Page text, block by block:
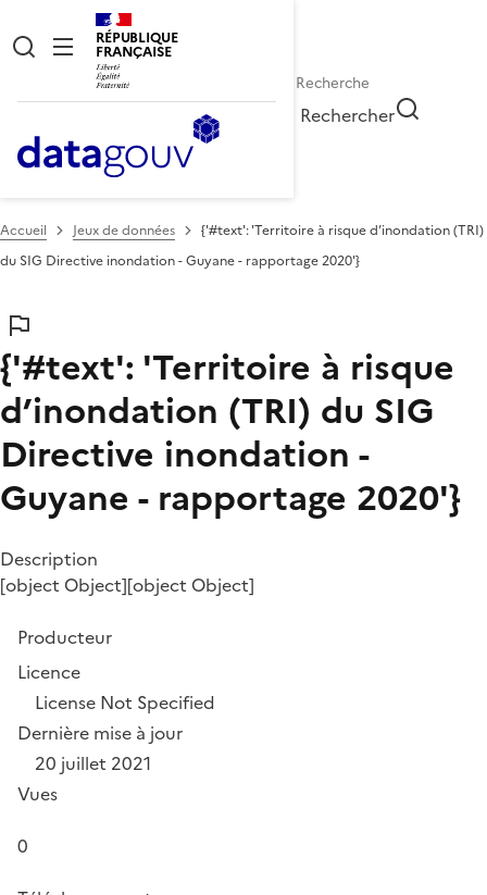
RÉPUBLIQUE
FRANÇAISE
Rechercher
Accueil Jeux de données
{'#text': 'Territoire à risque d’inondation (TRI)
du SIG Directive inondation - Guyane - rapportage 2020'}
{'#text': 'Territoire à risque
d’inondation (TRI) du SIG
Directive inondation -
Guyane - rapportage 2020'}
Description
[object Object][object Object]
Producteur
Licence
License Not Specified
Dernière mise à jour
20 juillet 2021
Vues
0